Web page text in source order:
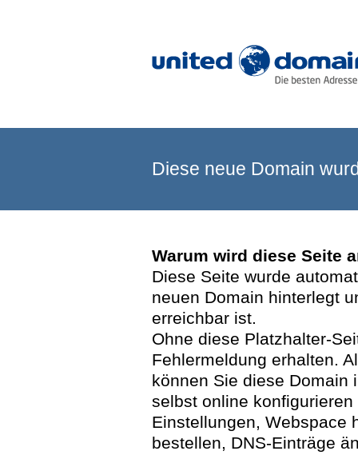
Diese neue Domain
Warum wird diese Seite
Diese Seite wurde
neuen Domain hinterlegt
erreichbar ist.
Ohne diese Platzhalter-
Fehlermeldung erhalten.
können Sie diese Domain
selbst online
Einstellungen, Webspace
bestellen, DNS-Einträge